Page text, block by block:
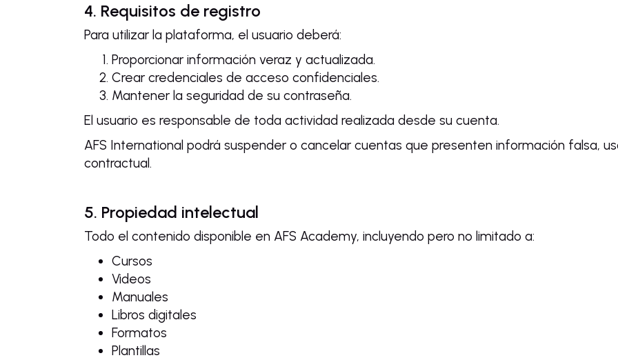
4. Requisitos de registro
Para utilizar la plataforma, el usuario deberá:
Proporcionar información veraz y actualizada.
Crear credenciales de acceso confidenciales.
Mantener la seguridad de su contraseña.
El usuario es responsable de toda actividad realizada desde su cuenta.
AFS International podrá suspender o cancelar cuentas que presenten información falsa,
contractual.
5. Propiedad intelectual
Todo el contenido disponible en AFS Academy, incluyendo pero no limitado a:
Cursos
Videos
Manuales
Libros digitales
Formatos
Plantillas